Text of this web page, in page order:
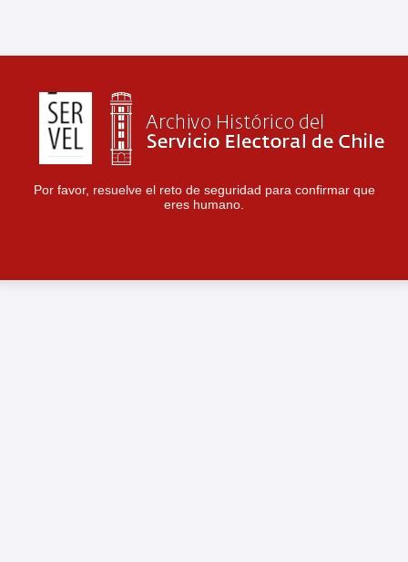
Por favor, resuelve el reto de seguridad para confirmar que
eres humano.